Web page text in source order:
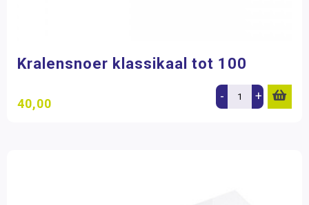
Kralensnoer klassikaal tot 100
40,00 - +